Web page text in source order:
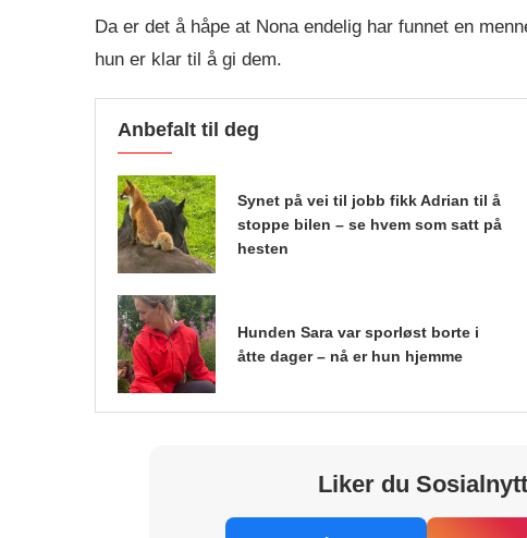
Da er det å håpe at Nona endelig har funnet en
hun er klar til å gi dem.
Anbefalt til deg
Synet på vei til jobb fikk Adrian til å
stoppe bilen – se hvem som satt på
hesten
Hunden Sara var sporløst borte i
åtte dager – nå er hun hjemme
Liker du